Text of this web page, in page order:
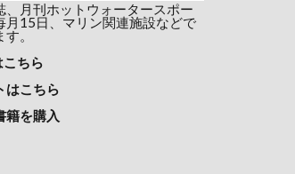
、月刊ホットウォータースポー
月15日、マリン関連施設などで
。
ちら
はこちら
を購入